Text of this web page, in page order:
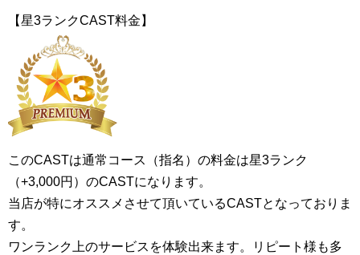
【星3ランクCAST料金】
このCASTは通常コース（指名）の料金は星3ランク
（+3,000円）のCASTになります。
当店が特にオススメさせて頂いているCASTとなっておりま
す。
ワンランク上のサービスを体験出来ます。リピート様も多